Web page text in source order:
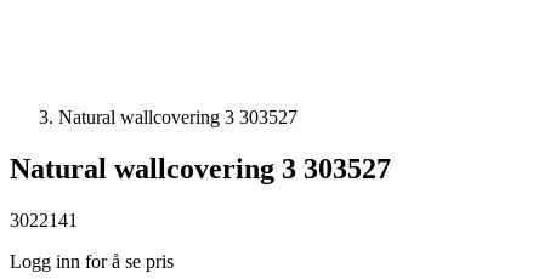
Natural wallcovering 3 303527
Natural wallcovering 3 303527
3022141
Logg inn for å se pris